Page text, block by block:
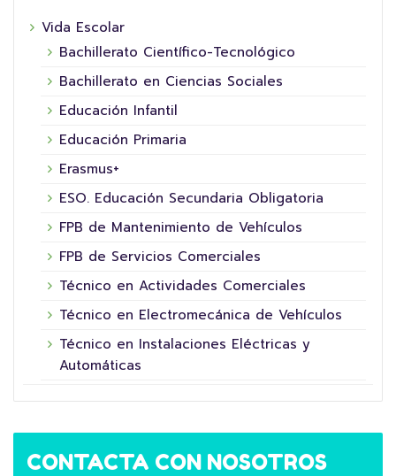
Vida Escolar
Bachillerato Científico-Tecnológico
Bachillerato en Ciencias Sociales
Educación Infantil
Educación Primaria
Erasmus+
ESO. Educación Secundaria Obligatoria
FPB de Mantenimiento de Vehículos
FPB de Servicios Comerciales
Técnico en Actividades Comerciales
Técnico en Electromecánica de Vehículos
Técnico en Instalaciones Eléctricas y
Automáticas
CONTACTA CON NOSOTROS